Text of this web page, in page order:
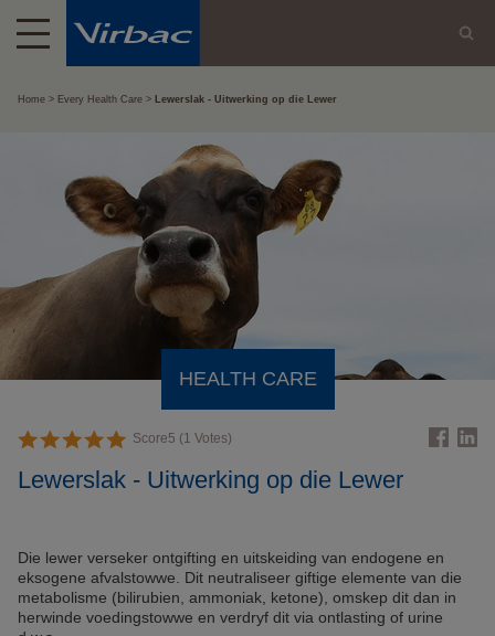
Home Every Health Care Lewerslak - Uitwerking op die Lewer
HEALTH CARE
Score5 (1 Votes)
Lewerslak - Uitwerking op die Lewer
Die lewer verseker ontgifting en uitskeiding van endogene en
eksogene afvalstowwe. Dit neutraliseer giftige elemente van die
metabolisme (bilirubien, ammoniak, ketone), omskep dit dan in
herwinde voedingstowwe en verdryf dit via ontlasting of urine